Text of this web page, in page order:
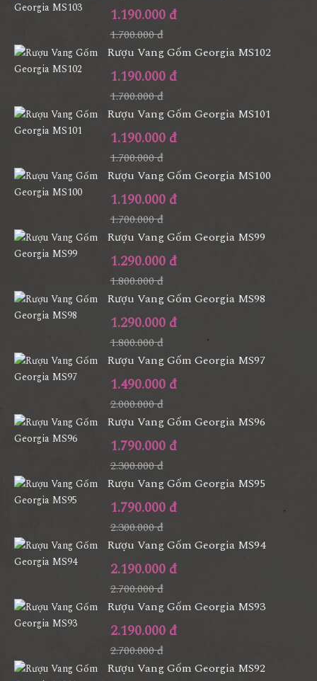
1.190.000 đ
1.700.000 đ
Rượu Vang Gốm Georgia MS102
1.190.000 đ
1.700.000 đ
Rượu Vang Gốm Georgia MS101
1.190.000 đ
1.700.000 đ
Rượu Vang Gốm Georgia MS100
1.190.000 đ
1.700.000 đ
Rượu Vang Gốm Georgia MS99
1.290.000 đ
1.800.000 đ
Rượu Vang Gốm Georgia MS98
1.290.000 đ
1.800.000 đ
Rượu Vang Gốm Georgia MS97
1.490.000 đ
2.000.000 đ
Rượu Vang Gốm Georgia MS96
1.790.000 đ
2.300.000 đ
Rượu Vang Gốm Georgia MS95
1.790.000 đ
2.300.000 đ
Rượu Vang Gốm Georgia MS94
2.190.000 đ
2.700.000 đ
Rượu Vang Gốm Georgia MS93
2.190.000 đ
2.700.000 đ
Rượu Vang Gốm Georgia MS92